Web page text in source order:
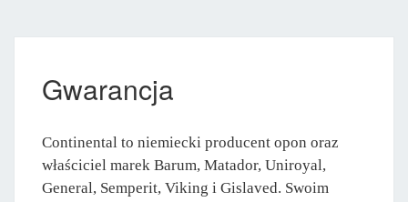
Gwarancja
Continental to niemiecki producent opon oraz
właściciel marek Barum, Matador, Uniroyal,
General, Semperit, Viking i Gislaved. Swoim